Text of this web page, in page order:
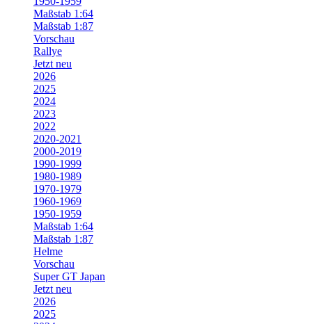
Maßstab 1:64
Maßstab 1:87
Vorschau
Rallye
Jetzt neu
2026
2025
2024
2023
2022
2020-2021
2000-2019
1990-1999
1980-1989
1970-1979
1960-1969
1950-1959
Maßstab 1:64
Maßstab 1:87
Helme
Vorschau
Super GT Japan
Jetzt neu
2026
2025